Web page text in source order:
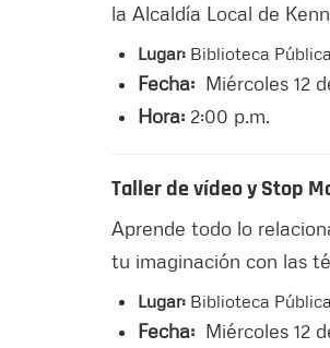
la Alcaldía Local de
Lugar: Biblioteca
Fecha: Miércoles 12
Hora: 2:00 p.m.
Taller de vídeo y Stop
Aprende todo lo
tu imaginación con las
Lugar: Biblioteca
Fecha: Miércoles 12